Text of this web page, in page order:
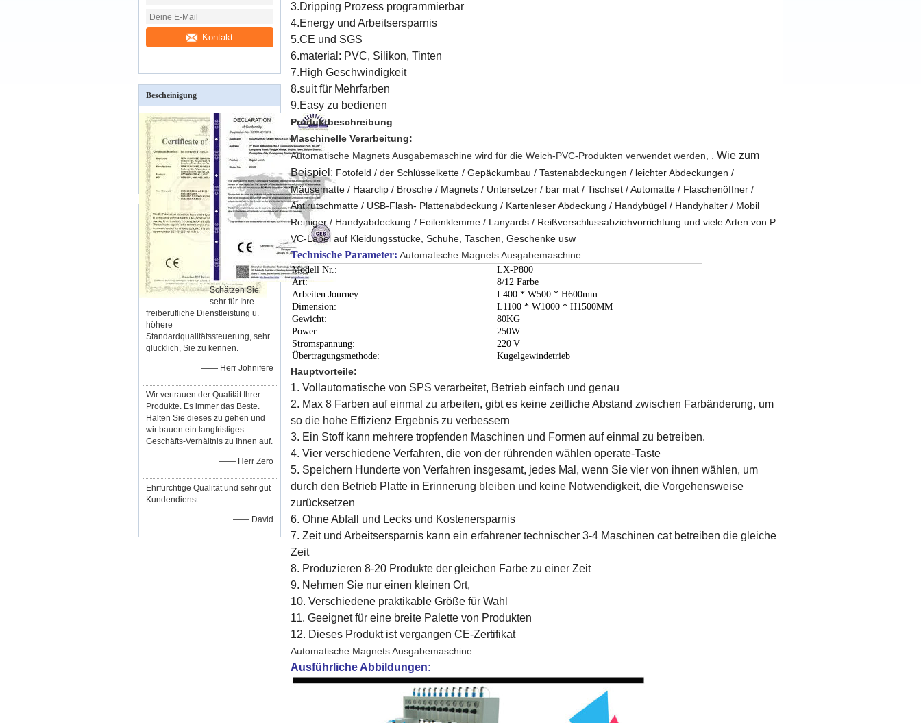
Kontakt
Bescheinigung
Schätzen Sie
sehr für Ihre
freiberufliche Dienstleistung u.
höhere
Standardqualitätssteuerung, sehr
glücklich, Sie zu kennen.
—— Herr Johnifere
Wir vertrauen der Qualität Ihrer
Produkte. Es immer das Beste.
Halten Sie dieses zu gehen und
wir bauen ein langfristiges
Geschäfts-Verhältnis zu Ihnen auf.
—— Herr Zero
Ehrfürchtige Qualität und sehr gut
Kundendienst.
—— David
3.Dripping Prozess programmierbar
4.Energy und Arbeitsersparnis
5.CE und SGS
6.material: PVC, Silikon, Tinten
7.High Geschwindigkeit
8.suit für Mehrfarben
9.Easy zu bedienen
Produktbeschreibung
Maschinelle Verarbeitung:
Automatische Magnets Ausgabemaschine wird für die Weich-PVC-Produkten verwendet werden, , Wie zum
Beispiel: Fotofeld / der Schlüsselkette / Gepäckumbau / Tastenabdeckungen / leichter Abdeckungen /
Mäusematte / Haarclip / Brosche / Magnets / Untersetzer / bar mat / Tischset / Automatte / Flaschenöffner /
Antirutschmatte / USB-Flash- Plattenabdeckung / Kartenleser Abdeckung / Handybügel / Handyhalter / Mobil
Reiniger / Handyabdeckung / Feilenklemme / Lanyards / Reißverschlussabziehvorrichtung und viele Arten von P
VC-Label auf Kleidungsstücke, Schuhe, Taschen, Geschenke usw
Technische Parameter: Automatische Magnets Ausgabemaschine
Modell Nr.:
LX-P800
Art:
8/12 Farbe
Arbeiten Journey:
L400 * W500 * H600mm
Dimension:
L1100 * W1000 * H1500MM
Gewicht:
80KG
Power:
250W
Stromspannung:
220 V
Übertragungsmethode:
Kugelgewindetrieb
Hauptvorteile:
1. Vollautomatische von SPS verarbeitet, Betrieb einfach und genau
2. Max 8 Farben auf einmal zu arbeiten, gibt es keine zeitliche Abstand zwischen Farbänderung, um
so die hohe Effizienz Ergebnis zu verbessern
3. Ein Stoff kann mehrere tropfenden Maschinen und Formen auf einmal zu betreiben.
4. Vier verschiedene Verfahren, die von der rührenden wählen operate-Taste
5. Speichern Hunderte von Verfahren insgesamt, jedes Mal, wenn Sie vier von ihnen wählen, um
durch den Betrieb Platte in Erinnerung bleiben und keine Notwendigkeit, die Vorgehensweise
zurücksetzen
6. Ohne Abfall und Lecks und Kostenersparnis
7. Zeit und Arbeitsersparnis kann ein erfahrener technischer 3-4 Maschinen cat betreiben die gleiche
Zeit
8. Produzieren 8-20 Produkte der gleichen Farbe zu einer Zeit
9. Nehmen Sie nur einen kleinen Ort,
10. Verschiedene praktikable Größe für Wahl
11. Geeignet für eine breite Palette von Produkten
12. Dieses Produkt ist vergangen CE-Zertifikat
Automatische Magnets Ausgabemaschine
Ausführliche Abbildungen: